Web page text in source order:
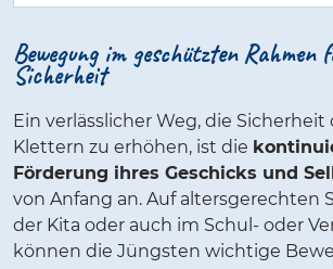
Bewegung im geschützten Rahmen
Sicherheit
Ein verlässlicher Weg, die
Klettern zu erhöhen, ist die
Förderung ihres Geschicks und
von Anfang an. Auf altersgerechten
der Kita oder auch im Schul- oder
können die Jüngsten wichtige